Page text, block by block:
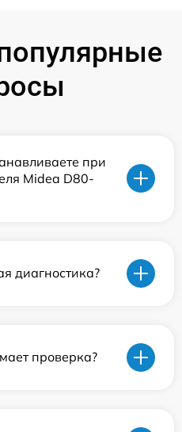
при
Midea D80-
диагностика?
проверка?